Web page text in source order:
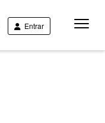
Entrar
Menu